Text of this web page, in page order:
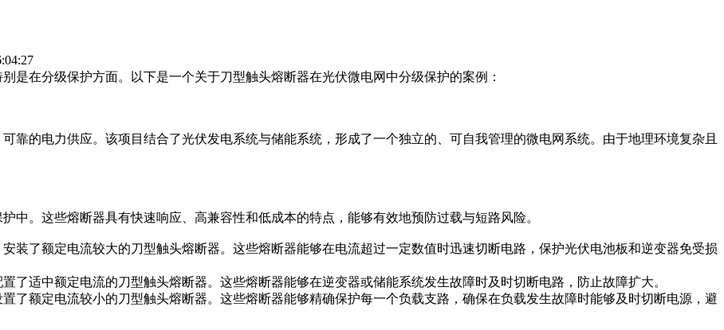
是在分级保护方面。以下是一个关于刀型触头熔断器在光伏微电网中分级保护的案例：
靠的电力供应。该项目结合了光伏发电系统与储能系统，形成了一个独立的、可自我管理的微电网系统。由于地理环境复杂且
中。这些熔断器具有快速响应、高兼容性和低成本的特点，能够有效地预防过载与短路风险。
装了额定电流较大的刀型触头熔断器。这些熔断器能够在电流超过一定数值时迅速切断电路，保护光伏电池板和逆变器免受损
了适中额定电流的刀型触头熔断器。这些熔断器能够在逆变器或储能系统发生故障时及时切断电路，防止故障扩大。
了额定电流较小的刀型触头熔断器。这些熔断器能够精确保护每一个负载支路，确保在负载发生故障时能够及时切断电源，避